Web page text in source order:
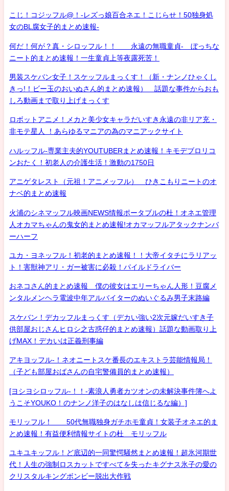
こじ！コジッフル@！-レズっ娘百合ネエ！こじらせ！50独身処
女のBL腐女子的まとめ速報-
何だ！何が？真・シロッフル！！ 永遠の無職童貞- ぼっちな
ニート的まとめ速報！一生童貞上等夜露死苦！
男装スケバン女子！スケッフルまっくす！（新・ナンノひゃくし
きっ!！ビー玉のおいぬさん的まとめ速報） 話題な事件からおも
しろ動画まで取り上げまっくす
ロボットアニメ！メカと美少女キャラだいすき永遠の非リア充・
非モテ星人 ！あらゆるマニアの為のマニアックサイト
ハルッフル-専業主夫的YOUTUBERまとめ速報！キモデブロリコ
ンおたく！初老人の介護生活！激動の1750日
アニゲタレスト（元祖！アニメッフル） ひきこもりニートのオ
ナベ的まとめ速報
火浦のシネマッフル映画NEWS情報ポータブルの杜！オネエ管理
人オカマちゃんの鬼女的まとめ速報!オカマッフルアタックナンバ
ーハーフ
ユカ・ヨネッフル！初老的まとめ速報！！大帝イタチにラリアッ
ト！害獣神アリ・ガー被害に必殺！パイルドライバー
おネコさん的まとめ速報 僕の彼女はエリーちゃん人形！豆腐メ
ンタルメンヘラ電波中年アルバイターのぬいぐるみ男子末路編
スケバン！デカッフルまっくす（デカい強い2次元嫁だいすき子
供部屋おじさんヒロシ之古惑仔的まとめ速報）話題な動画取り上
げMAX！デカいは正義刑事編
アキヨッフル-！ネオニートスケ番長のエキストラ芸能情報局！
（子ども部屋おばさんの自宅警備員的まとめ速報）
[ヨシヨシロッフル-！！-素浪人勇者カツオンの未解決事件簿へよ
うこそYOUKO！のナンノ洋子のはなしは信じるな編）]
モリッフル！ 50代無職独身ガチホモ童貞！女装子オネエ的ま
とめ速報！有益便利情報サイトの杜 モリッフル
ユキユキッフル！ど底辺的一同驚愕騒然まとめ速報！超氷河期世
代！人生の強制ロスカットですべてを失ったキグナス氷子の愛の
クリスタルキングボンビー脱出大作戦